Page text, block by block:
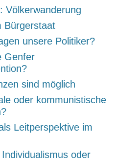
Völkerwanderung
Bürgerstaat
unsere Politiker?
Genfer
sind möglich
oder kommunistische
Leitperspektive im
oder